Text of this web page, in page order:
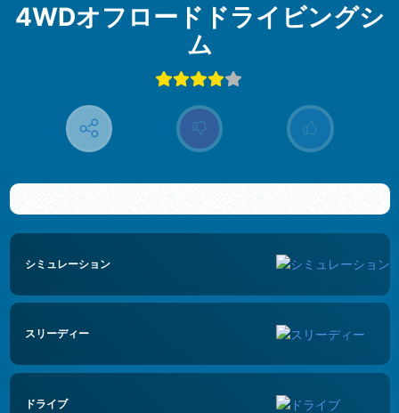
4WDオフロードドライビングシ
ム
シミュレーション
スリーディー
ドライブ